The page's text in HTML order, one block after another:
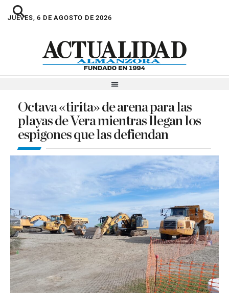
JUEVES, 6 DE AGOSTO DE 2026
Octava «tirita» de arena para las
playas de Vera mientras llegan los
espigones que las defiendan